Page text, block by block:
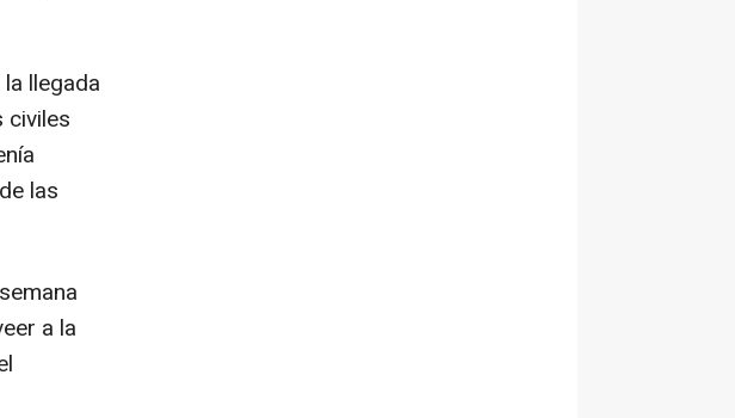
llegada
civiles
las
a la